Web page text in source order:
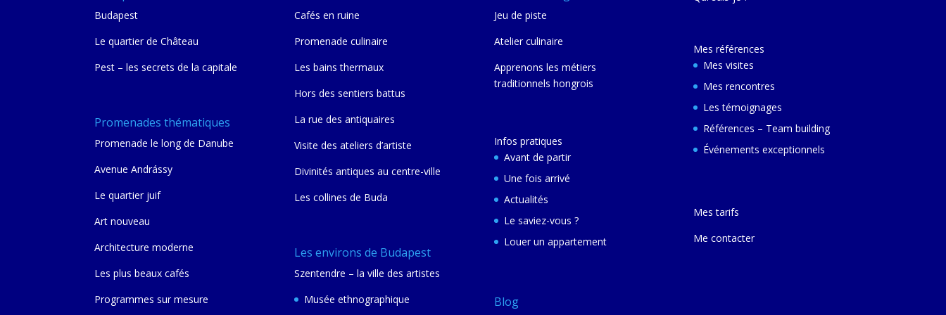
Budapest
Le quartier de Château
Pest – les secrets de la capitale
Promenades thématiques
Promenade le long de Danube
Avenue Andrássy
Le quartier juif
Art nouveau
Architecture moderne
Les plus beaux cafés
Programmes sur mesure
Cafés en ruine
Promenade culinaire
Les bains thermaux
Hors des sentiers battus
La rue des antiquaires
Visite des ateliers d’artiste
Divinités antiques au centre-ville
Les collines de Buda
Les environs de Budapest
Szentendre – la ville des artistes
Musée ethnographique
Jeu de piste
Atelier culinaire
Apprenons les métiers
traditionnels hongrois
Infos pratiques
Avant de partir
Une fois arrivé
Actualités
Le saviez-vous ?
Louer un appartement
Blog
Mes références
Mes visites
Mes rencontres
Les témoignages
Références – Team building
Événements exceptionnels
Mes tarifs
Me contacter